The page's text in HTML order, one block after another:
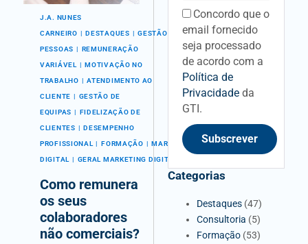
J.A. NUNES
CARNEIRO DESTAQUES GESTÃO DE
PESSOAS REMUNERAÇÃO
VARIÁVEL MOTIVAÇÃO NO
TRABALHO ATENDIMENTO AO
CLIENTE GESTÃO DE
EQUIPAS FIDELIZAÇÃO DE
CLIENTES DESEMPENHO
PROFISSIONAL FORMAÇÃO MARKETING
DIGITAL GERAL MARKETING DIGITAL
Como remunera
os seus
colaboradores
não comerciais?
acceptancefieldid
Concordo que o
email fornecido
seja processado
de acordo com a
Política de
Privacidadeda
GTI.
Subscrever
Categorias
Destaques (47)
Consultoria (5)
Formação (53)